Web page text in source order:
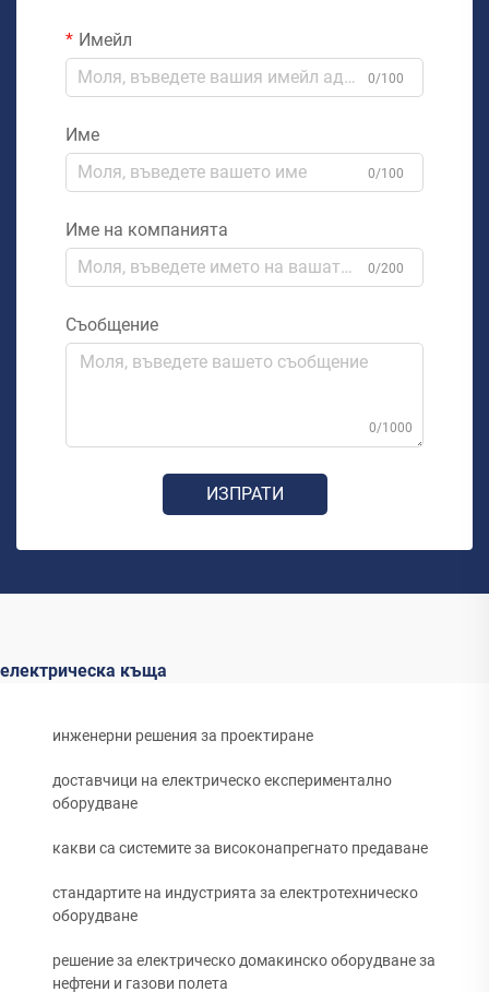
Имейл
0/100
Име
0/100
Име на компанията
0/200
Съобщение
0/1000
ИЗПРАТИ
електрическа къща
инженерни решения за проектиране
доставчици на електрическо експериментално
оборудване
какви са системите за високонапрегнато предаване
стандартите на индустрията за електротехническо
оборудване
решение за електрическо домакинско оборудване за
нефтени и газови полета